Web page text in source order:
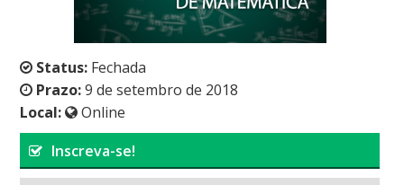
Status: Fechada
Prazo:9 de setembro de 2018
Local:
Online
Inscreva-se!